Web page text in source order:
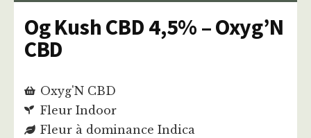
Og Kush CBD 4,5% – Oxyg’N
CBD
Oxyg'N CBD
Fleur Indoor
Fleur à dominance Indica